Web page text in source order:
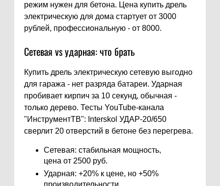
режим нужен для бетона. Цена купить дрель
электрическую для дома стартует от 3000
рублей, профессиональную - от 8000.
Сетевая vs ударная: что брать
Купить дрель электрическую сетевую выгодно
для гаража - нет разряда батареи. Ударная
пробивает кирпич за 10 секунд, обычная -
только дерево. Тесты YouTube-канала
"ИнструментТВ": Interskol УДАР-20/650
сверлит 20 отверстий в бетоне без перегрева.
Сетевая: стабильная мощность,
цена от 2500 руб.
Ударная: +20% к цене, но +50%
производительности.